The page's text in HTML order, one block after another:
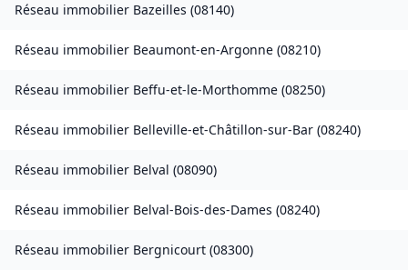
Réseau immobilier Bazeilles (08140)
Réseau immobilier Beaumont-en-Argonne (08210)
Réseau immobilier Beffu-et-le-Morthomme (08250)
Réseau immobilier Belleville-et-Châtillon-sur-Bar (08240)
Réseau immobilier Belval (08090)
Réseau immobilier Belval-Bois-des-Dames (08240)
Réseau immobilier Bergnicourt (08300)